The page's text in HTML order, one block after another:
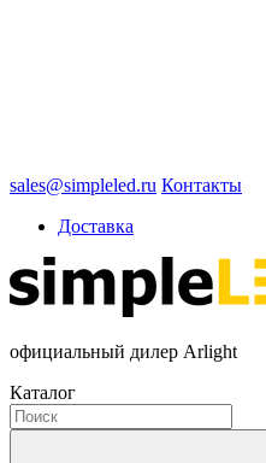
sales@simpleled.ru Контакты
Доставка
официальный дилер Arlight
Каталог